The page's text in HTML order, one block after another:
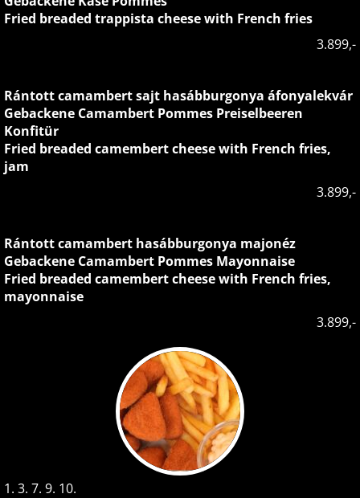
Fried breaded trappista cheese with French fries
3.899,-
Rántott camambert sajt hasábburgonya áfonyalekvár
Gebackene Camambert Pommes Preiselbeeren
Konfitür
Fried breaded camembert cheese with French fries,
jam
3.899,-
Rántott camambert hasábburgonya majonéz
Gebackene Camambert Pommes Mayonnaise
Fried breaded camembert cheese with French fries,
mayonnaise
3.899,-
1. 3. 7. 9. 10.